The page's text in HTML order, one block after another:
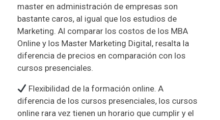
master en administración de empresas son
bastante caros, al igual que los estudios de
Marketing. Al comparar los costos de los MBA
Online y los Master Marketing Digital, resalta la
diferencia de precios en comparación con los
cursos presenciales.
Flexibilidad de la formación online. A
diferencia de los cursos presenciales, los cursos
online rara vez tienen un horario que cumplir y el